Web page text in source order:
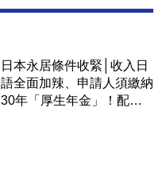
日本永居條件收緊│收入日
語全面加辣、申請人須繳納
30年「厚生年金」！配偶